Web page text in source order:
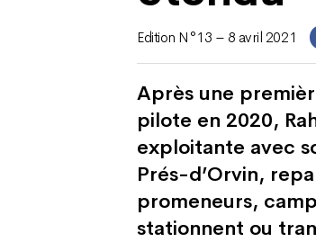
Edition N°13 – 8 avril 2021
Après une
pilote en 2020,
exploitante avec
Prés-d’Orvin,
promeneurs,
stationnent ou